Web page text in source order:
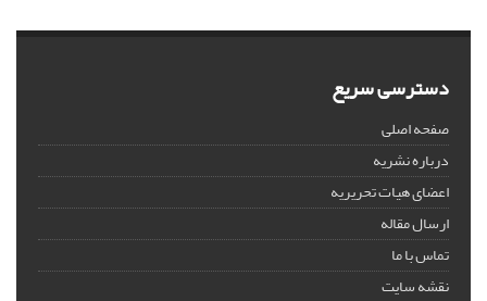
دسترسی سریع
صفحه اصلی
درباره نشریه
اعضای هیات تحریریه
ارسال مقاله
تماس با ما
نقشه سایت